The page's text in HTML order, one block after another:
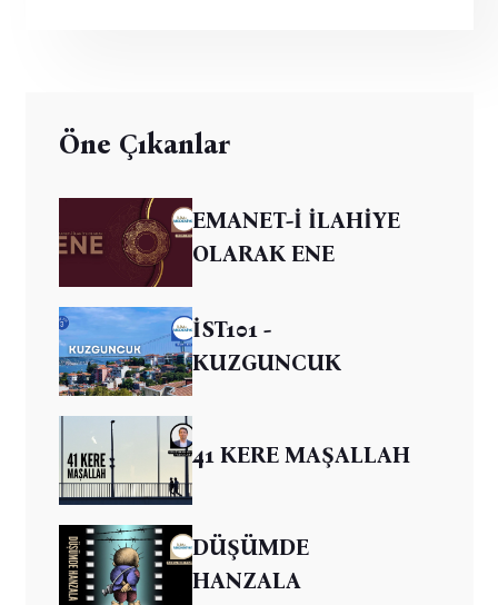
Öne Çıkanlar
EMANET-İ İLAHİYE
OLARAK ENE
İST101 -
KUZGUNCUK
41 KERE MAŞALLAH
DÜŞÜMDE
HANZALA